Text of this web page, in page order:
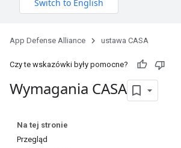
App Defense Alliance ustawa CASA
Czy te wskazówki były pomocne?
Wymagania CASA
Na tej stronie
Przegląd